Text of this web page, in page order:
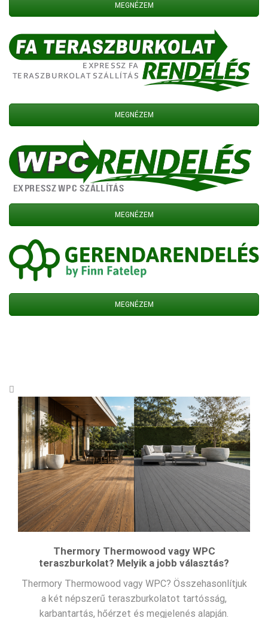
MEGNÉZEM
MEGNÉZEM
MEGNÉZEM
MEGNÉZEM
Thermory Thermowood vagy WPC
teraszburkolat? Melyik a jobb választás?
Thermory Thermowood vagy WPC? Összehasonlítjuk
a két népszerű teraszburkolatot tartósság,
karbantartás, hőérzet és megjelenés alapján.